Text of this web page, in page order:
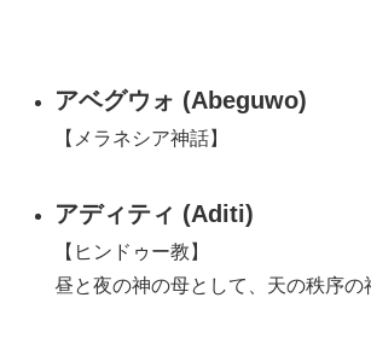
アベグウォ (Abeguwo)
【メラネシア神話】
アディティ (Aditi)
【ヒンドゥー教】
昼と夜の神の母として、天の秩序の